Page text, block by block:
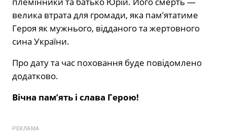
велика втрата для громади, яка пам’ятатиме
Героя як мужнього, відданого та жертовного
сина України.
Про дату та час поховання буде повідомлено
додатково.
Вічна пам’ять і слава Герою!
РЕКЛАМА